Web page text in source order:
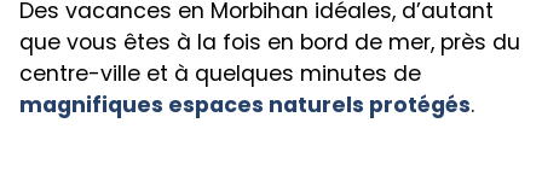
Des vacances en Morbihan idéales, d’autant
que vous êtes à la fois en bord de mer, près du
centre-ville et à quelques minutes de
magnifiques espaces naturels protégés.